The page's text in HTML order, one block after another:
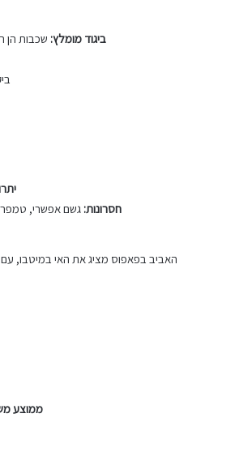
ביגוד מומלץ: שכבות הן
חסרונות: גשם אפשרי,
האביב בפאפוס מציג את האי במיטבו, עם
ממוצע